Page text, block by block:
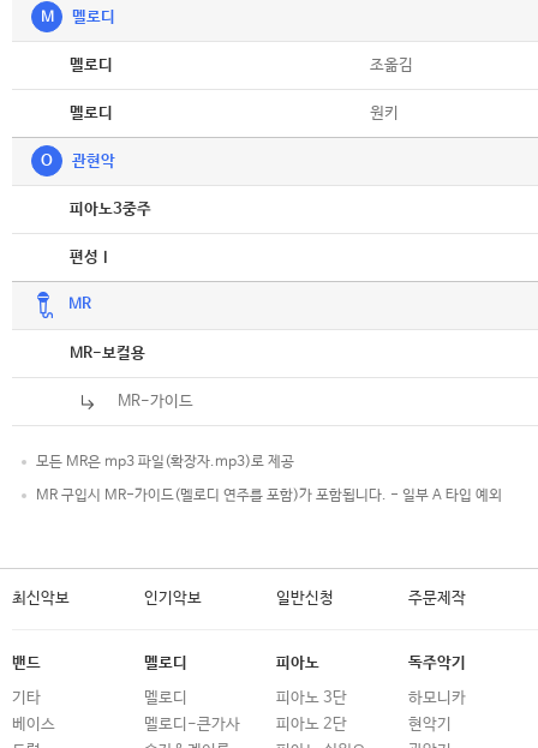
M 멜로디
멜로디 조옮김
멜로디 원키
O 관현악
피아노3중주
편성Ⅰ
MR
MR-보컬용
MR-가이드
모든 MR은 mp3 파일(확장자.mp3)로 제공
MR 구입시 MR-가이드(멜로디 연주를 포함)가 포함됩니다. - 일부 A 타입 예외
최신악보 인기악보 일반신청 주문제작
밴드
기타
베이스
멜로디
멜로디
멜로디-큰가사
피아노
피아노 3단
피아노 2단
독주악기
하모니카
현악기